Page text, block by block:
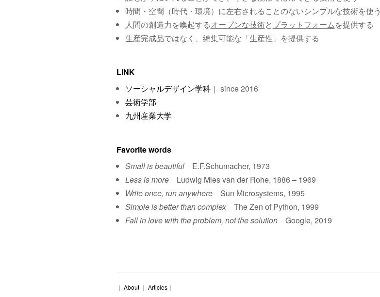
時間・空間（時代・環境）に左右されることのないシンプルな技術を使う
人間の創造力を喚起するオープンな技術とプラットフォームを提供する
生産完成品ではなく、編集可能な「生産性」を提供する
LINK
ソーシャルデザイン学科｜ since 2016
芸術学部
九州産業大学
Favorite words
Small is beautifulE.F.Schumacher, 1973
Less is moreLudwig Mies van der Rohe, 1886 – 1969
Write once, run anywhereSun Microsystems, 1995
Simple is better than complexThe Zen of Python, 1999
Fall in love with the problem, not the solutionGoogle, 2019
｜ About ｜ Articles ｜